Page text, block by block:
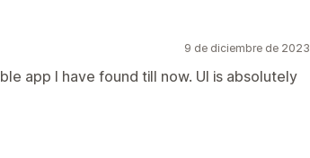
9 de diciembre de 2023
app I have found till now. UI is absolutely